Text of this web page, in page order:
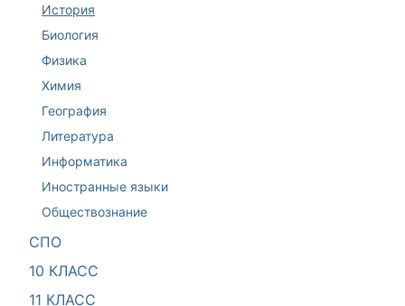
История
Биология
Физика
Химия
География
Литература
Информатика
Иностранные языки
Обществознание
СПО
10 КЛАСС
11 КЛАСС